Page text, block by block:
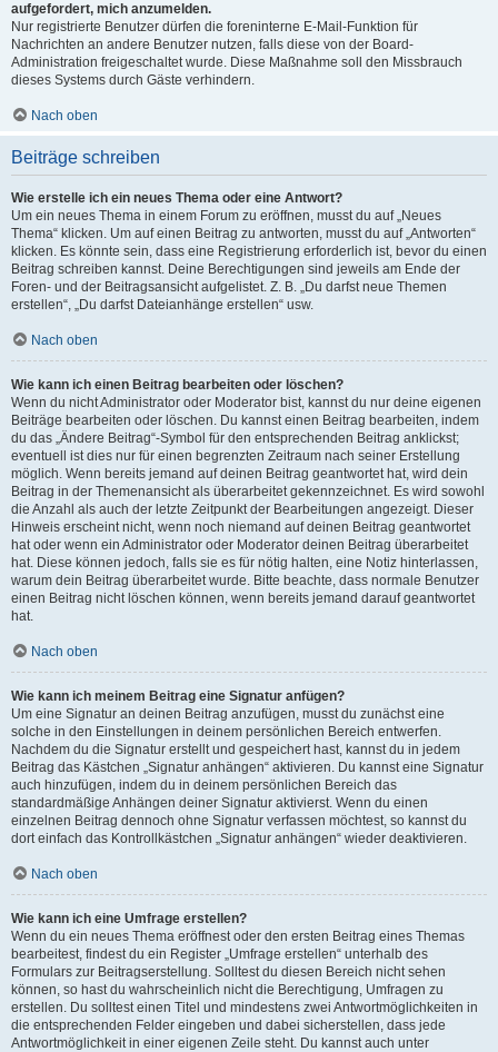
aufgefordert, mich anzumelden.
Nur registrierte Benutzer dürfen die foreninterne E-Mail-Funktion für
Nachrichten an andere Benutzer nutzen, falls diese von der Board-
Administration freigeschaltet wurde. Diese Maßnahme soll den Missbrauch
dieses Systems durch Gäste verhindern.
Nach oben
Beiträge schreiben
Wie erstelle ich ein neues Thema oder eine Antwort?
Um ein neues Thema in einem Forum zu eröffnen, musst du auf „Neues
Thema“ klicken. Um auf einen Beitrag zu antworten, musst du auf „Antworten“
klicken. Es könnte sein, dass eine Registrierung erforderlich ist, bevor du einen
Beitrag schreiben kannst. Deine Berechtigungen sind jeweils am Ende der
Foren- und der Beitragsansicht aufgelistet. Z. B. „Du darfst neue Themen
erstellen“, „Du darfst Dateianhänge erstellen“ usw.
Nach oben
Wie kann ich einen Beitrag bearbeiten oder löschen?
Wenn du nicht Administrator oder Moderator bist, kannst du nur deine eigenen
Beiträge bearbeiten oder löschen. Du kannst einen Beitrag bearbeiten, indem
du das „Ändere Beitrag“-Symbol für den entsprechenden Beitrag anklickst;
eventuell ist dies nur für einen begrenzten Zeitraum nach seiner Erstellung
möglich. Wenn bereits jemand auf deinen Beitrag geantwortet hat, wird dein
Beitrag in der Themenansicht als überarbeitet gekennzeichnet. Es wird sowohl
die Anzahl als auch der letzte Zeitpunkt der Bearbeitungen angezeigt. Dieser
Hinweis erscheint nicht, wenn noch niemand auf deinen Beitrag geantwortet
hat oder wenn ein Administrator oder Moderator deinen Beitrag überarbeitet
hat. Diese können jedoch, falls sie es für nötig halten, eine Notiz hinterlassen,
warum dein Beitrag überarbeitet wurde. Bitte beachte, dass normale Benutzer
einen Beitrag nicht löschen können, wenn bereits jemand darauf geantwortet
hat.
Nach oben
Wie kann ich meinem Beitrag eine Signatur anfügen?
Um eine Signatur an deinen Beitrag anzufügen, musst du zunächst eine
solche in den Einstellungen in deinem persönlichen Bereich entwerfen.
Nachdem du die Signatur erstellt und gespeichert hast, kannst du in jedem
Beitrag das Kästchen „Signatur anhängen“ aktivieren. Du kannst eine Signatur
auch hinzufügen, indem du in deinem persönlichen Bereich das
standardmäßige Anhängen deiner Signatur aktivierst. Wenn du einen
einzelnen Beitrag dennoch ohne Signatur verfassen möchtest, so kannst du
dort einfach das Kontrollkästchen „Signatur anhängen“ wieder deaktivieren.
Nach oben
Wie kann ich eine Umfrage erstellen?
Wenn du ein neues Thema eröffnest oder den ersten Beitrag eines Themas
bearbeitest, findest du ein Register „Umfrage erstellen“ unterhalb des
Formulars zur Beitragserstellung. Solltest du diesen Bereich nicht sehen
können, so hast du wahrscheinlich nicht die Berechtigung, Umfragen zu
erstellen. Du solltest einen Titel und mindestens zwei Antwortmöglichkeiten in
die entsprechenden Felder eingeben und dabei sicherstellen, dass jede
Antwortmöglichkeit in einer eigenen Zeile steht. Du kannst auch unter